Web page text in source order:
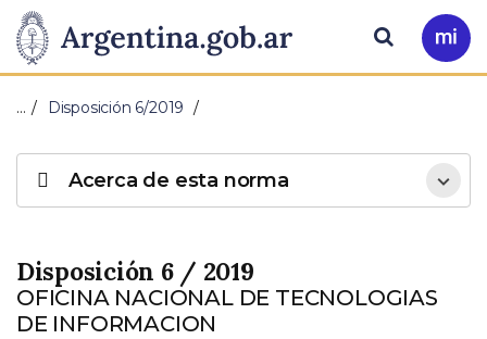
Presidencia
de
Nación
Pasar al contenido principal
Ir
a
Buscar
… Disposición 6/2019
Disposición 6 / 2019
OFICINA NACIONAL DE TECNOLOGIAS
DE INFORMACION
Acerca de esta norma